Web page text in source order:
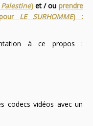
)et / ou prendre
LE SURHOMME) :
à ce propos :
codecs vidéos avec un